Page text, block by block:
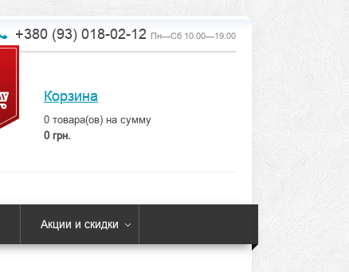
+380 (93) 018-02-12 Пн—Сб 10.00—19.00
Корзина
0товара(ов) на сумму
0 грн.
Акции и скидки